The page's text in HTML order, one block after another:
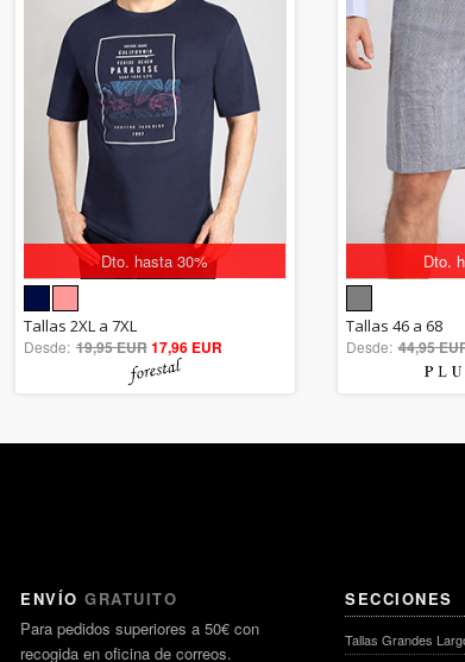
Dto. hasta 30%
5.00
out of 5
Tallas 2XL a 7XL
Desde: 19,95 EUR17,96 EUR
Dto.
5.00
out
Tallas 46 a 68
Desde: 44,95
ENVÍO GRATUITO
Para pedidos superiores a 50€ con
recogida en oficina de correos.
SECCIONES
Tallas Grandes